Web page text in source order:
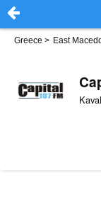
Greece > East